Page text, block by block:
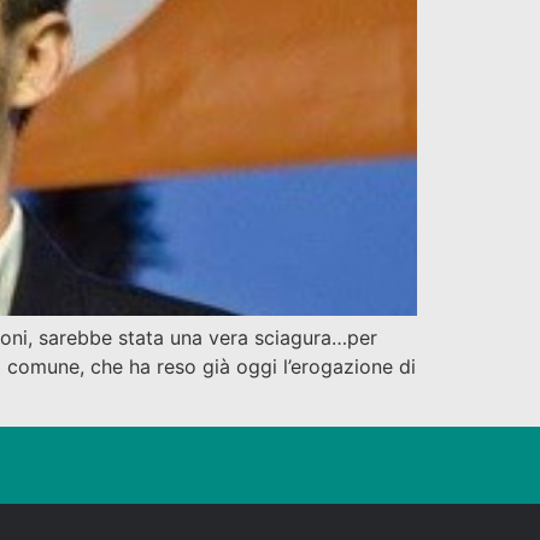
sarebbe stata una vera sciagura…per
che ha reso già oggi l’erogazione di